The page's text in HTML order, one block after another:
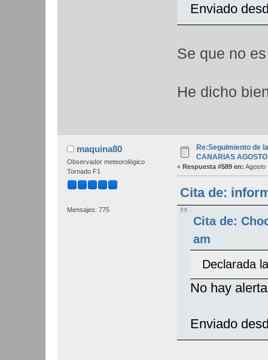
Enviado
Se que no
He dicho
maquina80
Observador meteorológico
Tornado F1
Mensajes: 775
Re:Seguimiento de
CANARIAS
« Respuesta #589 en: Agosto
Cita de:
Cita de:
am
Declarada
No hay
Enviado